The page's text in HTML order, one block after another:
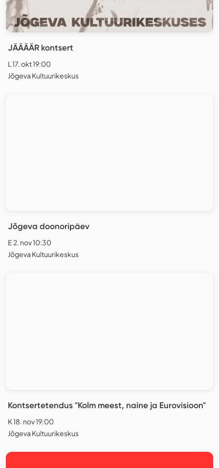
JÄÄÄÄR kontsert
L 17. okt 19:00
Jõgeva Kultuurikeskus
Jõgeva doonoripäev
E 2. nov 10:30
Jõgeva Kultuurikeskus
Kontsertetendus "Kolm meest, naine ja Eurovisioon"
K 18. nov 19:00
Jõgeva Kultuurikeskus